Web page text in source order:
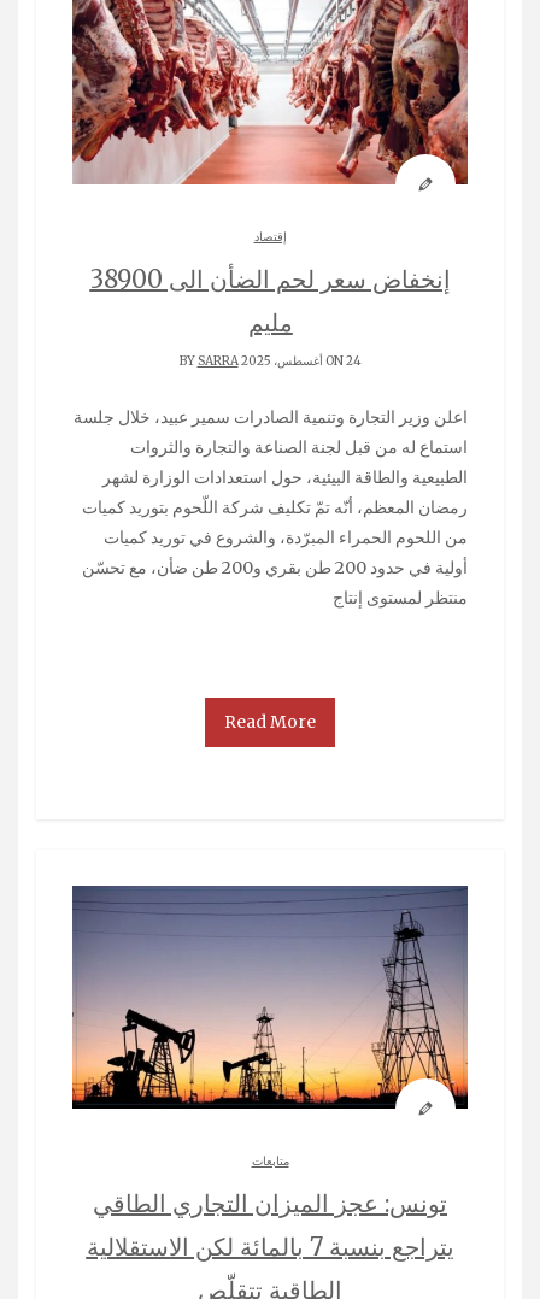
إقتصاد
إنخفاض سعر لحم الضأن الى 38900
مليم
ON 24 أغسطس، 2025 BY SARRA
اعلن وزير التجارة وتنمية الصادرات سمير عبيد، خلال جلسة
استماع له من قبل لجنة الصناعة والتجارة والثروات
الطبيعية والطاقة البيئية، حول استعدادات الوزارة لشهر
رمضان المعظم، أنّه تمّ تكليف شركة اللّحوم بتوريد كميات
من اللحوم الحمراء المبرّدة، والشروع في توريد كميات
أولية في حدود 200 طن بقري و200 طن ضأن، مع تحسّن
منتظر لمستوى إنتاج
Read More
متابعات
تونس: عجز الميزان التجاري الطاقي
يتراجع بنسبة 7 بالمائة لكن الاستقلالية
الطاقية تتقلّص